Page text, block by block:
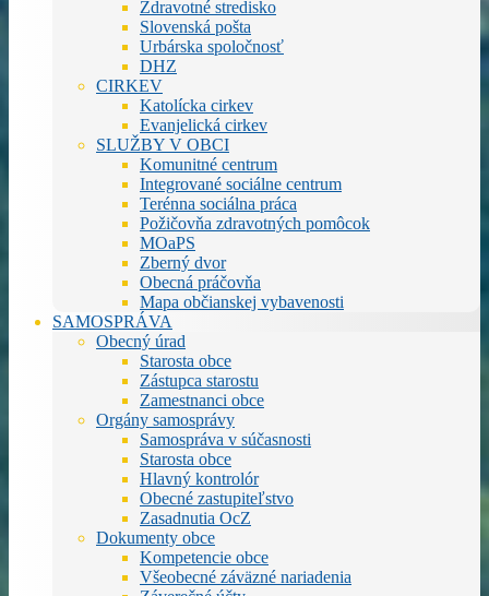
Zdravotné stredisko
Slovenská pošta
Urbárska spoločnosť
DHZ
CIRKEV
Katolícka cirkev
Evanjelická cirkev
SLUŽBY V OBCI
Komunitné centrum
Integrované sociálne centrum
Terénna sociálna práca
Požičovňa zdravotných pomôcok
MOaPS
Zberný dvor
Obecná práčovňa
Mapa občianskej vybavenosti
SAMOSPRÁVA
Obecný úrad
Starosta obce
Zástupca starostu
Zamestnanci obce
Orgány samosprávy
Samospráva v súčasnosti
Starosta obce
Hlavný kontrolór
Obecné zastupiteľstvo
Zasadnutia OcZ
Dokumenty obce
Kompetencie obce
Všeobecné záväzné nariadenia